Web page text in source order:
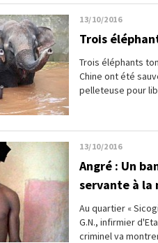
13/10/2016
Trois
Trois éléphants
Chine ont été
pelleteuse pour
13/10/2016
Angré : Un
servante à
Au quartier «
G.N., infirmier
criminel va